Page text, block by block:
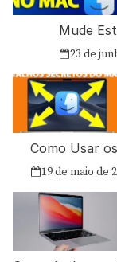
Mude
23 de
Como Usar
19 de maio de